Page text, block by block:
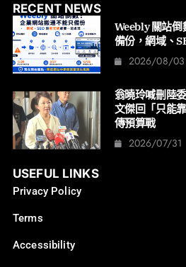
RECENT NEWS
Weebly 關站
備份，網域、
2026/08/03
翁曉玲喊刪陸
文傑回「只能
傳預算戰
2026/07/31
USEFUL LINKS
Privacy Policy
Terms
Accessibility